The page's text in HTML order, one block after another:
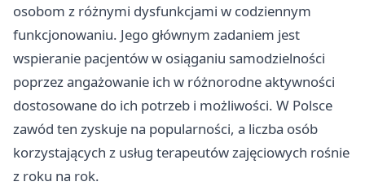
osobom z różnymi dysfunkcjami w codziennym
funkcjonowaniu. Jego głównym zadaniem jest
wspieranie pacjentów w osiąganiu samodzielności
poprzez angażowanie ich w różnorodne aktywności
dostosowane do ich potrzeb i możliwości. W Polsce
zawód ten zyskuje na popularności, a liczba osób
korzystających z usług terapeutów zajęciowych rośnie
z roku na rok.